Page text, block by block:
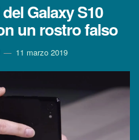
Galaxy S10
un rostro falso
11 marzo 2019